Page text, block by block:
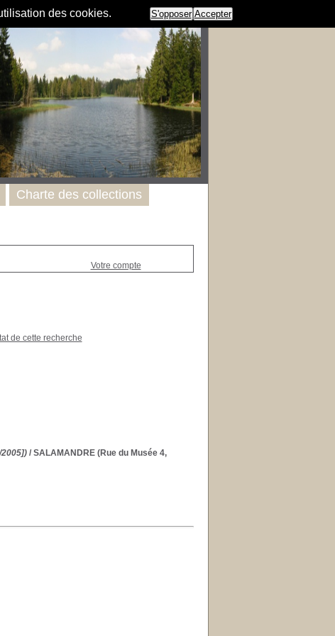
des cookies. S'opposer Accepter
Votre compte
de cette recherche
/ SALAMANDRE (Rue du Musée 4,
Charte des collections